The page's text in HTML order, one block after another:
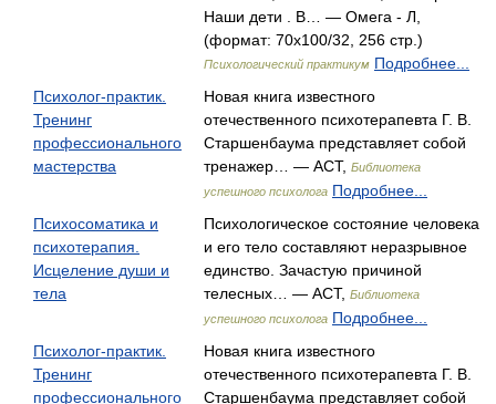
Наши дети . В… — Омега - Л,
(формат: 70x100/32, 256 стр.)
Психологический практикум Подробнее...
Психолог-практик.
Тренинг
профессионального
мастерства
Новая книга известного
отечественного психотерапевта Г. В.
Старшенбаума представляет собой
тренажер… — АСТ, Библиотека
успешного психолога Подробнее...
Психосоматика и
психотерапия.
Исцеление души и
тела
Психологическое состояние человека
и его тело составляют неразрывное
единство. Зачастую причиной
телесных… — АСТ, Библиотека
успешного психолога Подробнее...
Психолог-практик.
Тренинг
профессионального
Новая книга известного
отечественного психотерапевта Г. В.
Старшенбаума представляет собой